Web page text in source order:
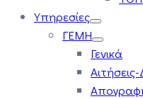
Υπηρεσίες
ΓΕΜΗ
Γενικά